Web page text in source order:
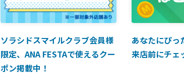
ソラシドスマイルクラブ会員様
限定、ANA FESTAで使えるクー
ポン掲載中！
あなたにぴっ
来店前にチェ